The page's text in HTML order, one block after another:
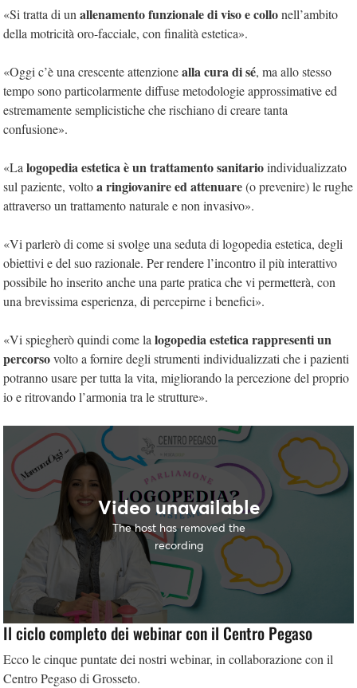
«Si tratta di un allenamento funzionale di viso e collonell’ambito
della motricità oro-facciale, con finalità estetica».
«Oggi c’è una crescente attenzionealla cura di sé, ma allo stesso
tempo sono particolarmente diffuse metodologie approssimative ed
estremamente semplicistiche che rischiano di creare tanta
confusione».
«La logopedia estetica è un trattamento sanitarioindividualizzato
sul paziente, voltoa ringiovanire ed attenuare(o prevenire) le rughe
attraverso un trattamento naturale e non invasivo».
«Vi parlerò di come si svolge una seduta di logopedia estetica, degli
obiettivi e del suo razionale. Per rendere l’incontro il più interattivo
possibile ho inserito anche una parte pratica che vi permetterà, con
una brevissima esperienza, di percepirne i benefici».
«Vi spiegherò quindi come la logopedia estetica rappresenti un
percorsovolto a fornire degli strumenti individualizzati che i pazienti
potranno usare per tutta la vita, migliorando la percezione del proprio
io e ritrovando l’armonia tra le strutture».
Il ciclo completo dei webinar con il Centro Pegaso
Ecco le cinque puntate dei nostri webinar, in collaborazione con il
Centro Pegaso di Grosseto.